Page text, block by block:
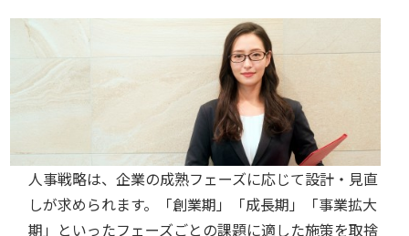
人事戦略は、企業の成熟フェーズに応じて設計・見直
しが求められます。「創業期」「成長期」「事業拡大
期」といったフェーズごとの課題に適した施策を取捨